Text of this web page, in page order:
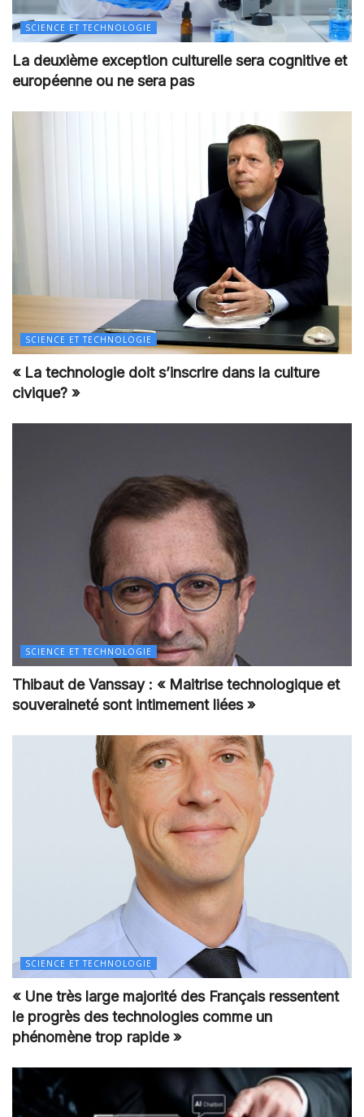
SCIENCE ET TECHNOLOGIE
La deuxième exception culturelle sera cognitive et
européenne ou ne sera pas
SCIENCE ET TECHNOLOGIE
« La technologie doit s’inscrire dans la culture
civique? »
SCIENCE ET TECHNOLOGIE
Thibaut de Vanssay : « Maitrise technologique et
souveraineté sont intimement liées »
SCIENCE ET TECHNOLOGIE
« Une très large majorité des Français ressentent
le progrès des technologies comme un
phénomène trop rapide »